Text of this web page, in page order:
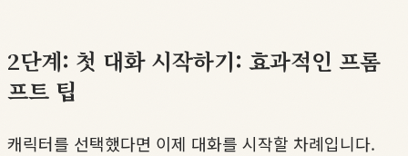
2단계: 첫 대화 시작하기: 효과적인 프롬
프트 팁
캐릭터를 선택했다면 이제 대화를 시작할 차례입니다.